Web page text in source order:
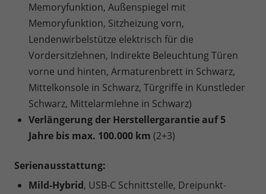
Memoryfunktion, Außenspiegel mit
Memoryfunktion, Sitzheizung vorn,
Lendenwirbelstütze elektrisch für die
Vordersitzlehnen, Indirekte Beleuchtung Türen
vorne und hinten, Armaturenbrett in Schwarz,
Mittelkonsole in Schwarz, Türgriffe in Kunstleder
Schwarz, Mittelarmlehne in Schwarz)
Verlängerung der Herstellergarantie auf 5
Jahre bis max. 100.000 km (2+3)
Serienausstattung:
Mild-Hybrid, USB-C Schnittstelle, Dreipunkt-